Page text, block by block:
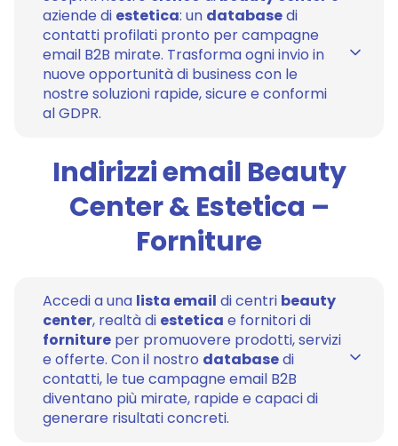
aziende di estetica: un databasedi
contatti profilati pronto per campagne
email B2B mirate. Trasforma ogni invio in
nuove opportunità di business con le
nostre soluzioni rapide, sicure e conformi
al GDPR.
Indirizzi email Beauty
Center & Estetica –
Forniture
Accedi a una lista email di centri beauty
center, realtà di estetica e fornitori di
forniture per promuovere prodotti, servizi
e offerte. Con il nostro databasedi
contatti, le tue campagne email B2B
diventano più mirate, rapide e capaci di
generare risultati concreti.